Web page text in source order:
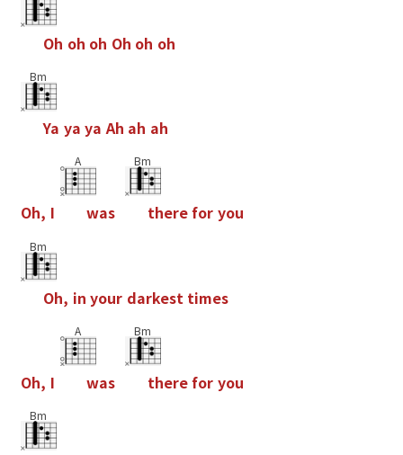
Oh oh oh Oh oh oh
Bm
Ya ya ya Ah ah ah
Oh, I
A
was
Bm
therefor you
Bm
Oh, in your darkest times
Oh, I
A
was
Bm
therefor you
Bm